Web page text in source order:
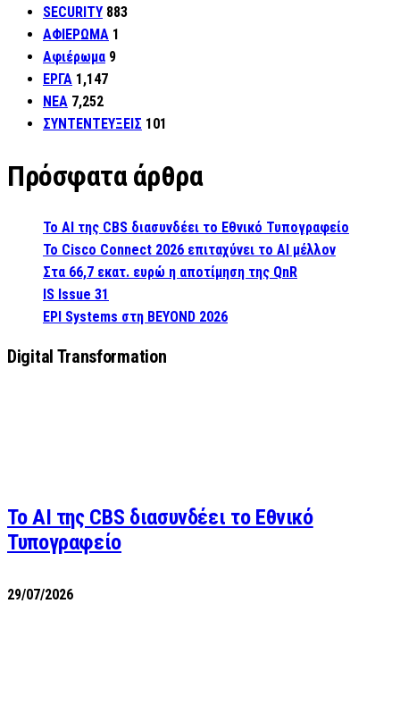
SECURITY 883
ΑΦΙΕΡΩΜΑ 1
Αφιέρωμα 9
ΕΡΓΑ 1,147
ΝΕΑ 7,252
ΣΥΝΤΕΝΤΕΥΞΕΙΣ 101
Πρόσφατα άρθρα
Το AI της CBS διασυνδέει το Εθνικό Τυπογραφείο
Το Cisco Connect 2026 επιταχύνει το AI μέλλον
Στα 66,7 εκατ. ευρώ η αποτίμηση της QnR
IS Issue 31
EPI Systems στη BEYOND 2026
Digital Transformation
Το AI της CBS διασυνδέει το Εθνικό
Τυπογραφείο
29/07/2026